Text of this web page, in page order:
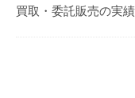
買取・委託販売の実